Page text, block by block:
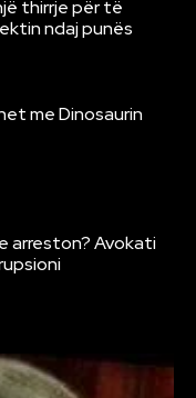
thirrje për të
ndaj punës
me Dinosaurin
arreston? Avokati